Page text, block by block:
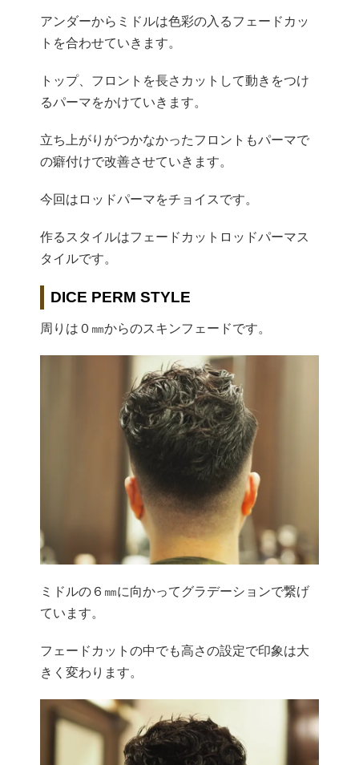
アンダーからミドルは色彩の入るフェードカッ
トを合わせていきます。
トップ、フロントを長さカットして動きをつけ
るパーマをかけていきます。
立ち上がりがつかなかったフロントもパーマで
の癖付けで改善させていきます。
今回はロッドパーマをチョイスです。
作るスタイルはフェードカットロッドパーマス
タイルです。
DICE PERM STYLE
周りは０㎜からのスキンフェードです。
ミドルの６㎜に向かってグラデーションで繋げ
ています。
フェードカットの中でも高さの設定で印象は大
きく変わります。